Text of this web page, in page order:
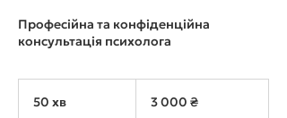
Професійна та конфіденційна
консультація психолога
50 хв
гривень
3 000 ₴